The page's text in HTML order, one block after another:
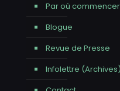
Par où commencer
Blogue
Revue de Presse
Infolettre (Archives)